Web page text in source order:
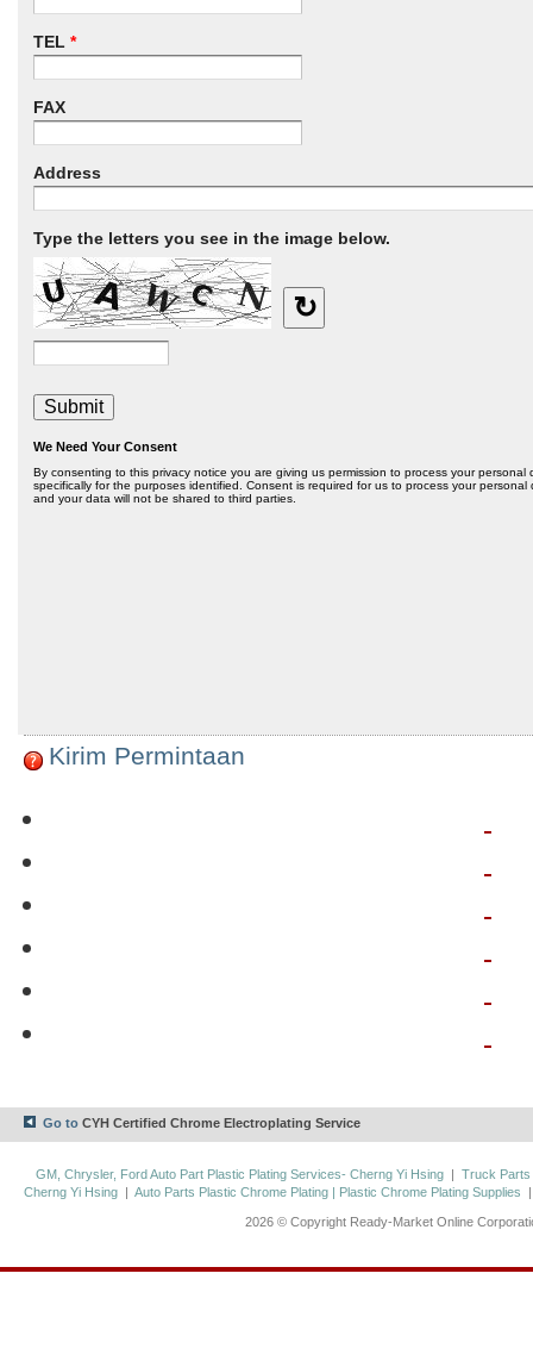
Kirim Permintaan
Go to CYH Certified Chrome Electroplating Service
GM, Chrysler, Ford Auto Part Plastic Plating Services- Cherng Yi Hsing | Truck Parts
Cherng Yi Hsing |Auto Parts Plastic Chrome Plating | Plastic Chrome Plating Supplies
2026 © Copyright Ready-Market Online